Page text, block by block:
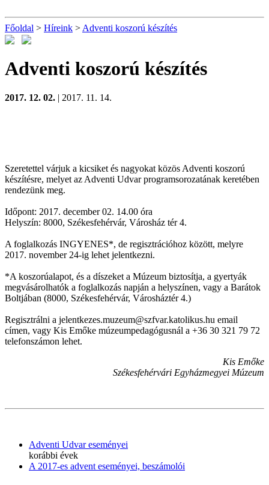
Főoldal > Híreink > Adventi koszorú készítés
Adventi koszorú készítés
2017. 12. 02. | 2017. 11. 14.
Szeretettel várjuk a kicsiket és nagyokat közös Adventi koszorú
készítésre, melyet az Adventi Udvar programsorozatának keretében
rendezünk meg.
Időpont: 2017. december 02. 14.00 óra
Helyszín: 8000, Székesfehérvár, Városház tér 4.
A foglalkozás INGYENES*, de regisztrációhoz között, melyre
2017. november 24-ig lehet jelentkezni.
*A koszorúalapot, és a díszeket a Múzeum biztosítja, a gyertyák
megvásárolhatók a foglalkozás napján a helyszínen, vagy a Barátok
Boltjában (8000, Székesfehérvár, Városháztér 4.)
Regisztrálni a jelentkezes.muzeum@szfvar.katolikus.hu email
címen, vagy Kis Emőke múzeumpedagógusnál a +36 30 321 79 72
telefonszámon lehet.
Kis Emőke
Székesfehérvári Egyházmegyei Múzeum
Adventi Udvar eseményei
korábbi évek
A 2017-es advent eseményei, beszámolói